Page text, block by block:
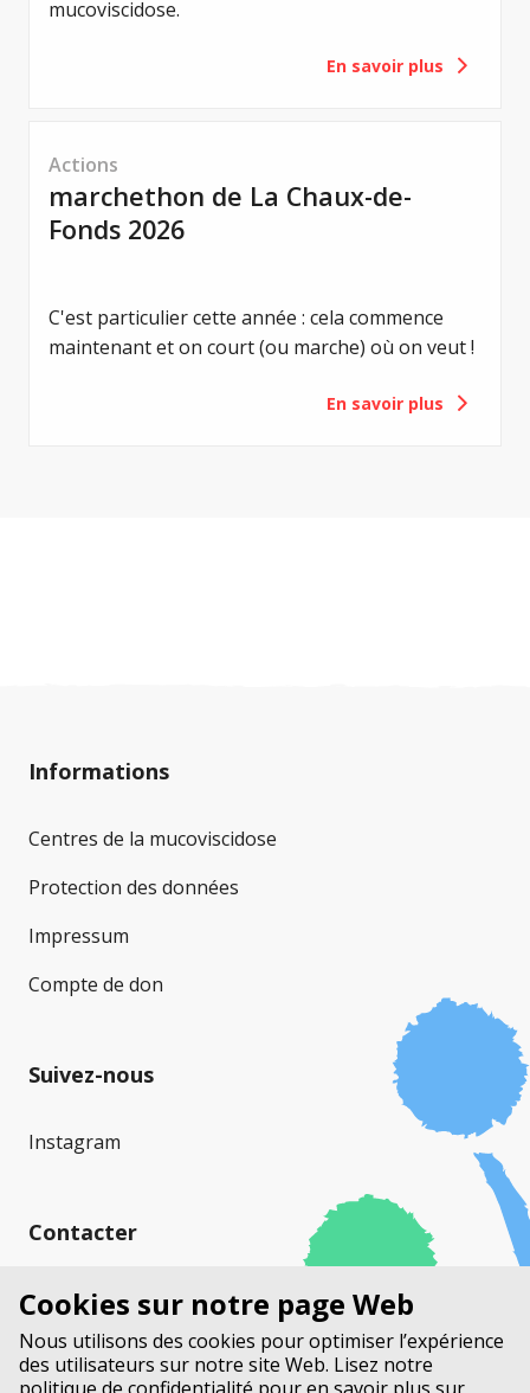
mucoviscidose.
En savoir plus
Actions
marchethon de La Chaux-de-
Fonds 2026
C'est particulier cette année : cela commence
maintenant et on court (ou marche) où on veut !
En savoir plus
Informations
Centres de la mucoviscidose
Protection des données
Impressum
Compte de don
Suivez-nous
Instagram
Contacter
Mucoviscidose Suisse (MVS)
Stauffacherstrasse 17a
Case Postale
3014 Berne
Cookies sur notre page Web
Nous utilisons des cookies pour optimiser l’expérience
des utilisateurs sur notre site Web. Lisez notre